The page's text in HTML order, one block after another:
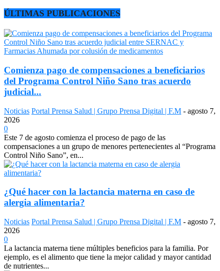
ÚLTIMAS PUBLICACIONES
Comienza pago de compensaciones a beneficiarios
del Programa Control Niño Sano tras acuerdo
judicial...
Noticias Portal Prensa Salud | Grupo Prensa Digital | F.M - agosto 7,
2026
0
Este 7 de agosto comienza el proceso de pago de las
compensaciones a un grupo de menores pertenecientes al “Programa
Control Niño Sano”, en...
¿Qué hacer con la lactancia materna en caso de
alergia alimentaria?
Noticias Portal Prensa Salud | Grupo Prensa Digital | F.M - agosto 7,
2026
0
La lactancia materna tiene múltiples beneficios para la familia. Por
ejemplo, es el alimento que tiene la mejor calidad y mayor cantidad
de nutrientes...